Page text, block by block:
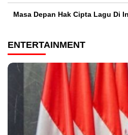
Masa Depan Hak Cipta Lagu Di
ENTERTAINMENT